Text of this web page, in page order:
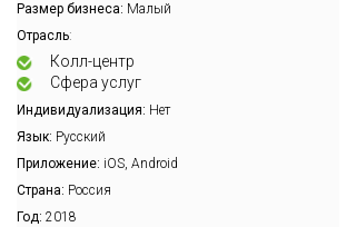
Размер бизнеса: Малый
Отрасль:
Колл-центр
Сфера услуг
Индивидуализация: Нет
Язык: Русский
Приложение: iOS, Android
Страна: Россия
Год: 2018